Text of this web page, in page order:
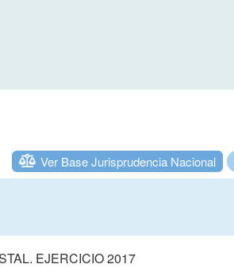
Ver Base Jurisprudencia Nacional
EJERCICIO 2017